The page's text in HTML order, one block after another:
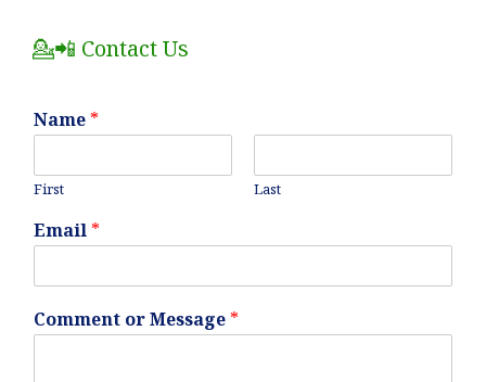
💁📲 Contact Us
Name *
First Last
Email *
Comment or Message *